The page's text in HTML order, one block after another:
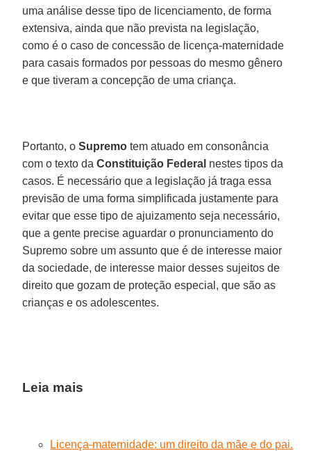
uma análise desse tipo de licenciamento, de forma
extensiva, ainda que não prevista na legislação,
como é o caso de concessão de licença-maternidade
para casais formados por pessoas do mesmo gênero
e que tiveram a concepção de uma criança.
Portanto, oSupremo tem atuado em consonância
com o texto daConstituição Federal nestes tipos da
casos. É necessário que a legislação já traga essa
previsão de uma forma simplificada justamente para
evitar que esse tipo de ajuizamento seja necessário,
que a gente precise aguardar o pronunciamento do
Supremo sobre um assunto que é de interesse maior
da sociedade, de interesse maior desses sujeitos de
direito que gozam de proteção especial, que são as
crianças e os adolescentes.
Leia mais
Licença-maternidade: um direito da mãe e do pai.